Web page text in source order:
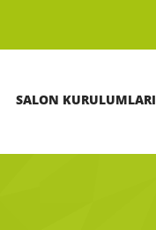
SALON KURULUMLARI